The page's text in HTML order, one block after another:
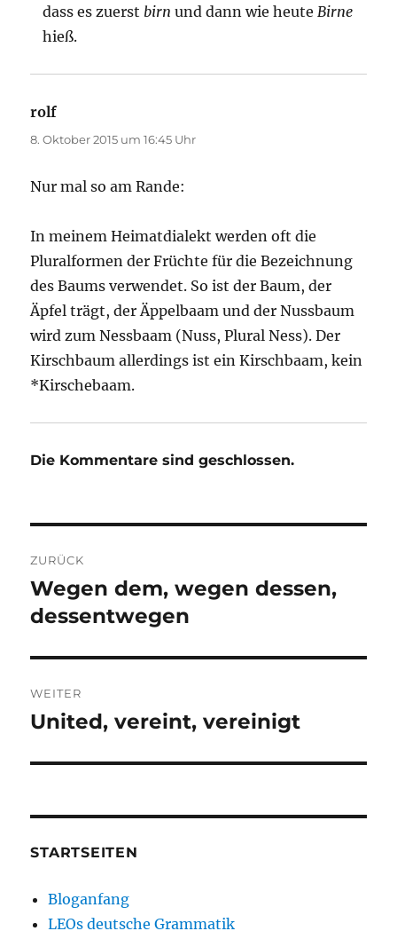
dass es zuerst birn und dann wie heuteBirne
hieß.
rolf
8. Oktober 2015 um 16:45 Uhr
Nur mal so am Rande:
In meinem Heimatdialekt werden oft die
Pluralformen der Früchte für die Bezeichnung
des Baums verwendet. So ist der Baum, der
Äpfel trägt, der Äppelbaam und der Nussbaum
wird zum Nessbaam (Nuss, Plural Ness). Der
Kirschbaum allerdings ist ein Kirschbaam, kein
*Kirschebaam.
Die Kommentare sind geschlossen.
ZURÜCK
Vorheriger
Beitrag:
Wegen dem, wegen dessen,
dessentwegen
WEITER
Nächster
United, vereint, vereinigt
STARTSEITEN
Bloganfang
LEOs deutsche Grammatik